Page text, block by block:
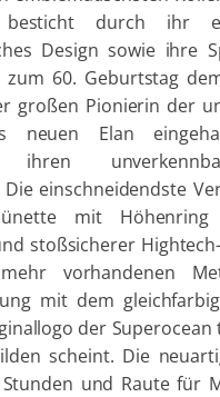
durch ihr
Design sowie ihre
60. Geburtstag
großen Pionierin der
neuen Elan
ihren
einschneidendste
mit
stoßsicherer
vorhandenen
mit dem
der
scheint. Die
und Raute für